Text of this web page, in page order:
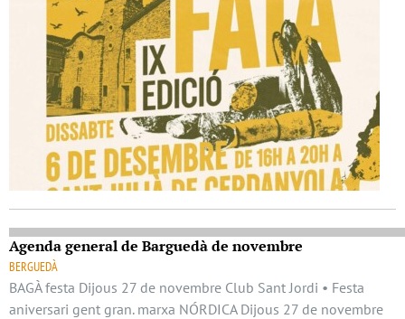
Agenda general de Barguedà de novembre
BERGUEDÀ
BAGÀ festa Dijous 27 de novembre Club Sant Jordi • Festa
aniversari gent gran. marxa NÓRDICA Dijous 27 de novembre